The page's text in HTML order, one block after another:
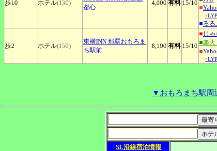
歩10 ホテル(130)
都心
4,000 有料 15/10
■
■る
歩2 ホテル(150)
東横INN 那覇おもろま
ち駅前
8,190 有料 15/10
■ じ
■楽天
■
▼おもろまち駅周
SL沿線宿泊情報